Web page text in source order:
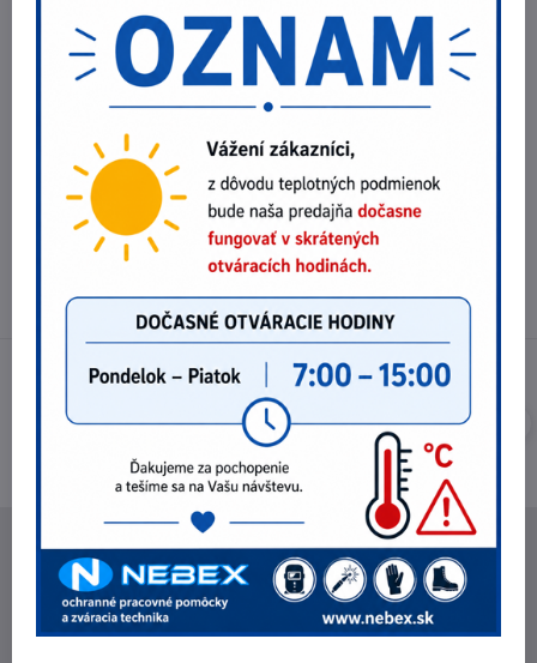
Potrebujete poradiť?
0903 40 80 66 / 0907 62 44 82
E-mail
info@nebex.sk
Otváracie hodiny
Pondelok - Piatok 8:00 - 16:00 hod.
(obed 11:30 - 12:30 hod.)
NEBEX s.r.o.
O spoločnosti
Kontakt